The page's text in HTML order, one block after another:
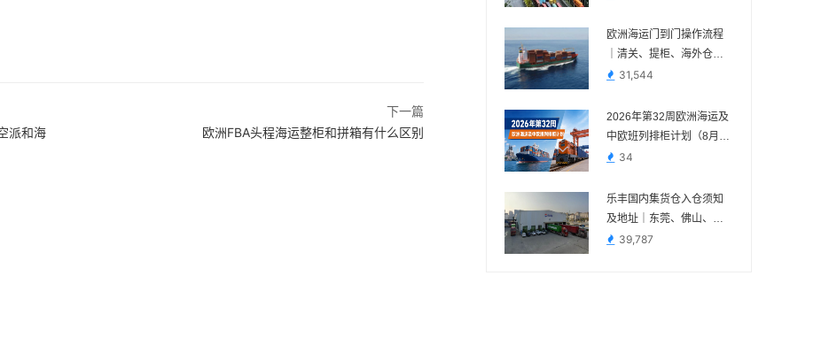
派和海
下一篇
欧洲FBA头程海运整柜和拼箱有什么区别
欧洲海运门到门操作流程
｜清关、提柜、海外仓与
FBA交付节点
31,544
2026年第32周欧洲海运及
中欧班列排柜计划（8月3
日—8月9日）
34
乐丰国内集货仓入仓须知
及地址｜东莞、佛山、义
乌、苏州、宁波
39,787